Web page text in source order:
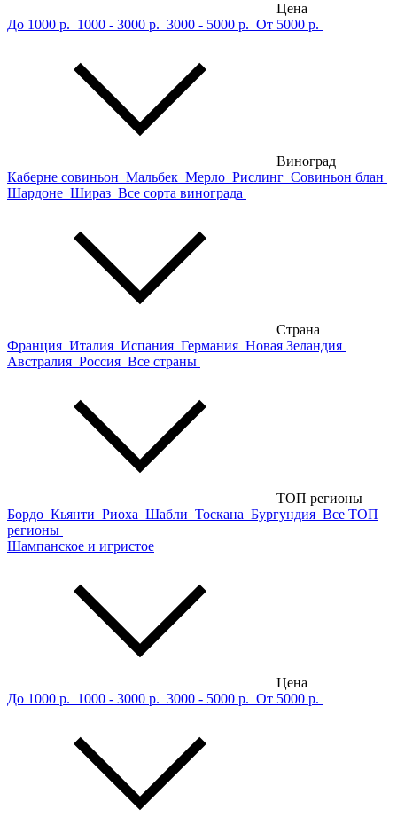
Цена
До 1000 р. 1000 - 3000 р. 3000 - 5000 р. От 5000 р.
Виноград
Каберне совиньон Мальбек Мерло Рислинг Совиньон блан
Шардоне Шираз Все сорта винограда
Страна
Франция Италия Испания Германия Новая Зеландия
Австралия Россия Все страны
ТОП регионы
Бордо Кьянти Риоха Шабли Тоскана Бургундия Все ТОП
регионы
Шампанское и игристое
Цена
До 1000 р. 1000 - 3000 р. 3000 - 5000 р. От 5000 р.